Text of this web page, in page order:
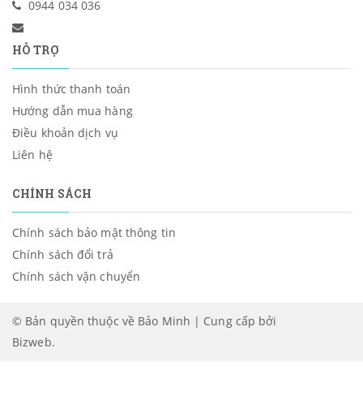
0944 034 036
HỖ TRỢ
Hình thức thanh toán
Hướng dẫn mua hàng
Điều khoản dịch vụ
Liên hệ
CHÍNH SÁCH
Chính sách bảo mật thông tin
Chính sách đổi trả
Chính sách vận chuyển
© Bản quyền thuộc về Bảo Minh | Cung cấp bởi
Bizweb.